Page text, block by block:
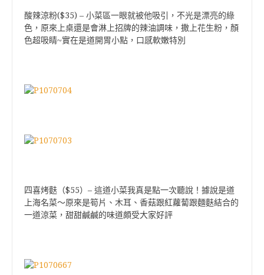
酸辣涼粉($35) – 小菜區一眼就被他吸引，不光是漂亮的綠
色，原來上桌還是會淋上招牌的辣油調味，撒上花生粉，顏
色超吸睛~實在是道開胃小點，口感軟嫩特別
四喜烤麩（$55） – 這道小菜我真是點一次聽說！據說是道
上海名菜～原來是筍片、木耳、香菇跟紅蘿蔔跟麵麩結合的
一道涼菜，甜甜鹹鹹的味道頗受大家好評